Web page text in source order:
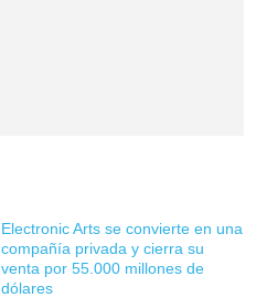
Electronic Arts se convierte en una
compañía privada y cierra su
venta por 55.000 millones de
dólares